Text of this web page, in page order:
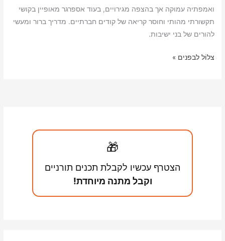
l
s
A
p
t
l
L
i
e
ואמפתיה עמוקה אך בהצפה מגירויים, בעוד אספרגר מאופיין בקושי
תקשורתי מהותי וחוסר קריאה של קודים חברתיים. מדריך ברור ומעשי
להורים של בני ישיבות.
אדם
צלוֹל לבפנים »
🎁
הצטרף עכשיו לקבלת תכנים תורניים
וקבל מתנה מיוחדת!